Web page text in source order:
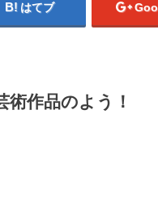
はてブ
作品のよう！